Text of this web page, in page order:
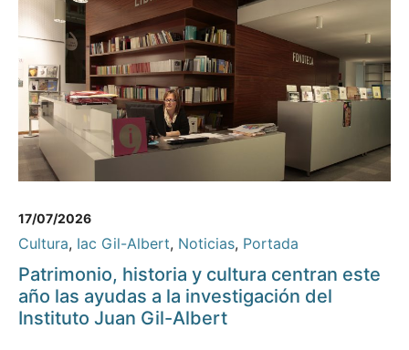
17/07/2026
Cultura, Iac Gil-Albert, Noticias, Portada
Patrimonio, historia y cultura centran este
año las ayudas a la investigación del
Instituto Juan Gil-Albert